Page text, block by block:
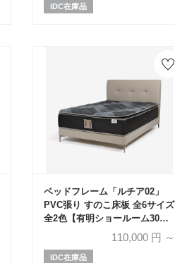
IDC在庫品
ベッドフレーム「ルチア02」
PVC張り すのこ床板 全6サイズ
全2色【有明ショールーム30周
年記念特別価格】110,000円 ～
IDC在庫品